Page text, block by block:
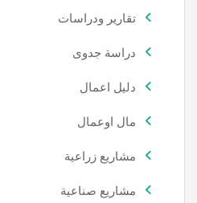
تقارير ودراسات
دراسة جدوى
دليل اعمال
مال اوعمال
مشاريع زراعية
مشاريع صناعية